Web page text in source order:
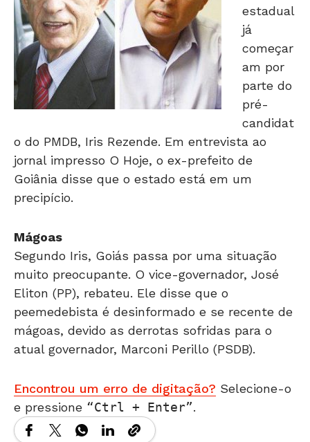
estadual
já
começar
am por
parte do
pré-
candidat
o do PMDB, Iris Rezende. Em entrevista ao
jornal impresso O Hoje, o ex-prefeito de
Goiânia disse que o estado está em um
precipício.
Mágoas
Segundo Iris, Goiás passa por uma situação
muito preocupante. O vice-governador, José
Eliton (PP), rebateu. Ele disse que o
peemedebista é desinformado e se recente de
mágoas, devido as derrotas sofridas para o
atual governador, Marconi Perillo (PSDB).
Encontrou um erro de digitação? Selecione-o
e pressione
Ctrl + Enter .